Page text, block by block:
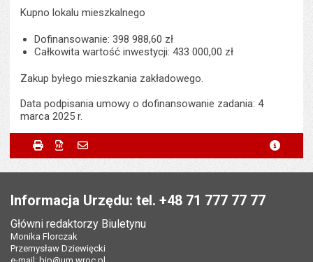
Kupno lokalu mieszkalnego
Dofinansowanie: 398 988,60 zł
Całkowita wartość inwestycji: 433 000,00 zł
Zakup byłego mieszkania zakładowego.
Data podpisania umowy o dofinansowanie zadania: 4
marca 2025 r.
Metryczka
Odpowiedzialny za treść:
Liczba wyświetleń:
Powiadom znajomego
Powiadom znajomego
Twoje imię i nazwisko
Twój adres e-mail
Tytuł e-mailaPole wymagane
*
Drukuj Zapisz do PDF
Informacja Urzędu: tel. +48 71 777 77 77
Główni redaktorzy Biuletynu
Monika Florczak
Przemysław Dziewięcki